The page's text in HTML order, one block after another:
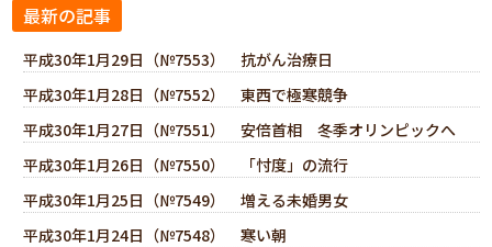
最新の記事
平成30年1月29日（№7553） 抗がん治療日
平成30年1月28日（№7552） 東西で極寒競争
平成30年1月27日（№7551） 安倍首相 冬季オリンピックへ
平成30年1月26日（№7550） 「忖度」の流行
平成30年1月25日（№7549） 増える未婚男女
平成30年1月24日（№7548） 寒い朝